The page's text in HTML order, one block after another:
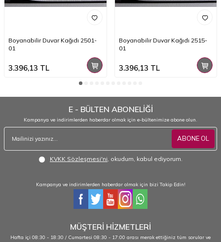
Boyanabilir Duvar Kağıdı 2501-
01
3.396,13 TL
Boyanabilir Duvar Kağıdı 2515-
01
3.396,13 TL
E - BÜLTEN ABONELİĞİ
Kampanya ve indirimlerden haberdar olmak için e-bültenimize abone olun.
ABONE OL
KVKK Sözleşmesi'ni , okudum, kabul ediyorum.
Kampanya ve indirimlerden haberdar olmak için bizi Takip Edin!
MÜŞTERİ HİZMETLERİ
Hafta içi 08:30 - 18:30 / Cumartesi 08:30 - 17:00 arası merak ettiğiniz tüm sorular ve